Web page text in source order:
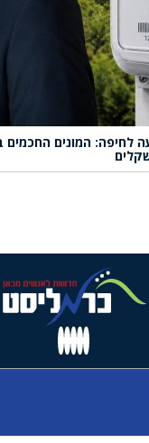
לחיפה: המונים החכמים